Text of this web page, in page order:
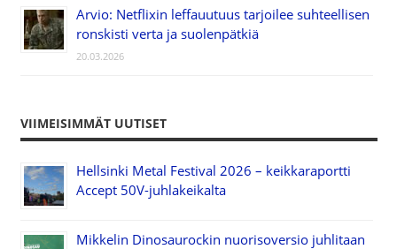
Arvio: Netflixin leffauutuus tarjoilee suhteellisen
ronskisti verta ja suolenpätkiä
20.03.2026
VIIMEISIMMÄT UUTISET
Hellsinki Metal Festival 2026 – keikkaraportti
Accept 50V-juhlakeikalta
Mikkelin Dinosaurockin nuorisoversio juhlitaan